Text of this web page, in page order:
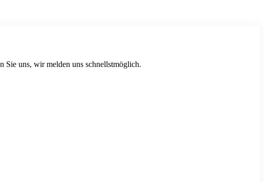
Sie uns, wir melden uns schnellstmöglich.